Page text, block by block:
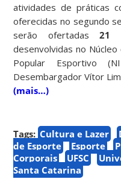
atividades de práticas
oferecidas no segundo
serão ofertadas21
desenvolvidas no
Popular Esportivo
Desembargador Vítor
(mais…)
Tags: Cultura e Lazer
de Esporte
Esporte
Corporais
UFSC
Santa Catarina